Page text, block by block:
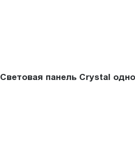
Световая панель Crystal